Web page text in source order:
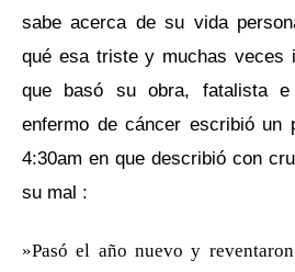
sabe acerca de su vida
qué esa triste y muchas veces
que basó su obra, fatalista
enfermo de cáncer escribió un
4:30am en que describió con
su mal :
»Pasó el año nuevo y